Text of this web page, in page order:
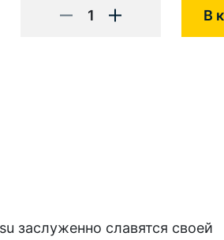
1 В
заслуженно славятся своей